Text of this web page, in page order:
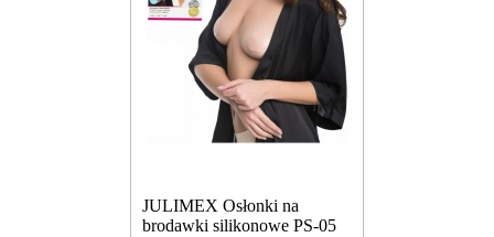
JULIMEX Osłonki na
brodawki silikonowe PS-05